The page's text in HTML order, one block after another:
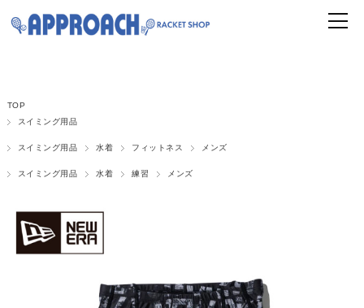
TOP
スイミング用品
スイミング用品 水着 フィットネス メンズ
スイミング用品 水着 練習 メンズ